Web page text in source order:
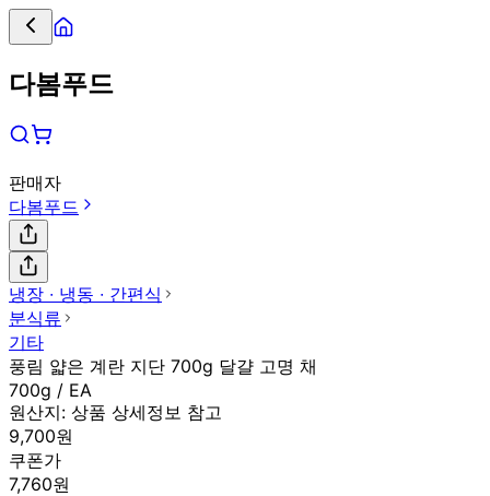
다봄푸드
판매자
다봄푸드
냉장 ∙ 냉동 ∙ 간편식
분식류
기타
풍림 얇은 계란 지단 700g 달걀 고명 채
700g / EA
원산지: 상품 상세정보 참고
9,700원
쿠폰가
7,760원